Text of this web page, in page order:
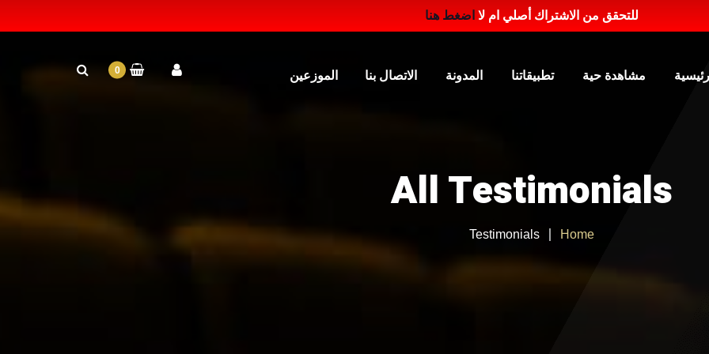
للتحقق من الاشتراك أصلي ام لا اضغط هنا
مشاهدة حية تطبيقاتنا المدونة الاتصال بنا الموزعين 0
All Testimonials
Home
Testimonials